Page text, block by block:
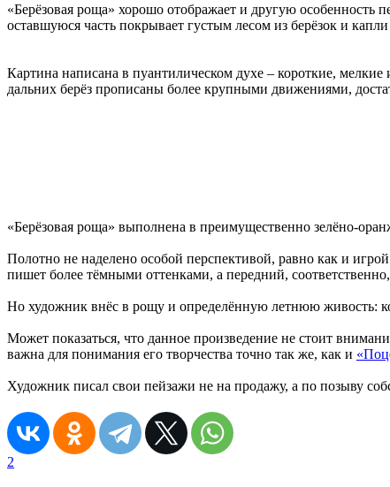
«Берёзовая роща» хорошо отображает и другую особенность
оставшуюся часть покрывает густым лесом из берёзок и капли
Картина написана в пуантилическом духе – короткие,
дальних берёз прописаны более крупными движениями,
«Берёзовая роща» выполнена в преимущественно зелёно-
Полотно не наделено особой перспективой, равно как и
пишет более тёмными оттенками, а передний,
Но художник внёс в рощу и определённую летнюю живость:
Может показаться, что данное произведение не стоит
важна для понимания его творчества точно так же, как и
Художник писал свои пейзажи не на продажу, а по позыву
2